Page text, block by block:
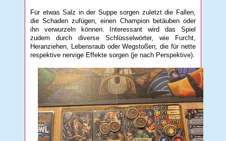
Für etwas Salz in der Suppe sorgen zuletzt die Fallen,
die Schaden zufügen, einen Champion betäuben oder
ihn verwurzeln können. Interessant wird das Spiel
zudem durch diverse Schlüsselwörter, wie Furcht,
Heranziehen, Lebensraub oder Wegstoßen, die für nette
respektive nervige Effekte sorgen (je nach Perspektive).